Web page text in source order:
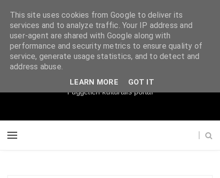
Súgópéldány
Független kulturális portál
This site uses cookies from Google to deliver its
services and to analyze traffic. Your IP address and
user-agent are shared with Google along with
performance and security metrics to ensure quality of
service, generate usage statistics, and to detect and
address abuse.
LEARN MORE GOT IT